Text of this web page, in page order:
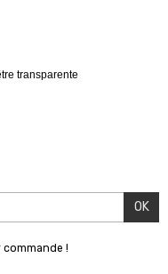
transparente
OK
!